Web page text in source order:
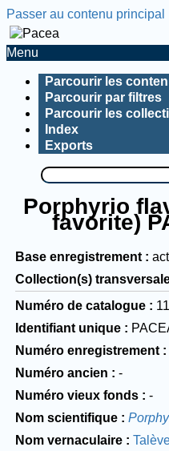
Passer au contenu principal
Menu
Parcourir les
Parcourir par filtres
Parcourir les
Index
Exports
Porphyrio
favorite)
Base enregistrement
Collection(s)
Numéro de catalogue
Identifiant unique
Numéro enregistrement
Numéro ancien
-
Numéro vieux fonds
-
Nom scientifique
Nom vernaculaire